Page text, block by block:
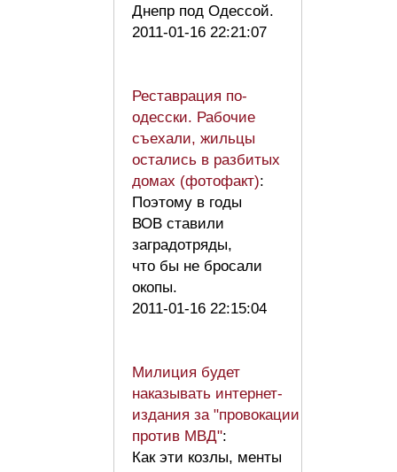
Днепр под Одессой.
2011-01-16 22:21:07
Реставрация по-
одесски. Рабочие
съехали, жильцы
остались в разбитых
домах (фотофакт):
Поэтому в годы
ВОВ ставили
заградотряды,
что бы не бросали
окопы.
2011-01-16 22:15:04
Милиция будет
наказывать интернет-
издания за "провокации
против МВД":
Как эти козлы, менты